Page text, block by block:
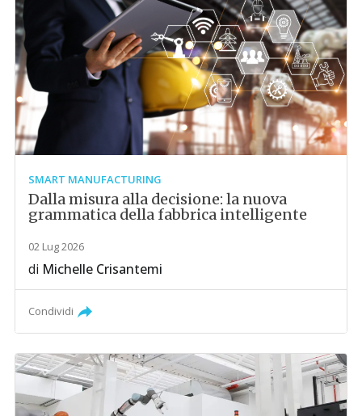
SMART MANUFACTURING
Dalla misura alla decisione: la nuova
grammatica della fabbrica intelligente
02 Lug 2026
di Michelle Crisantemi
Condividi